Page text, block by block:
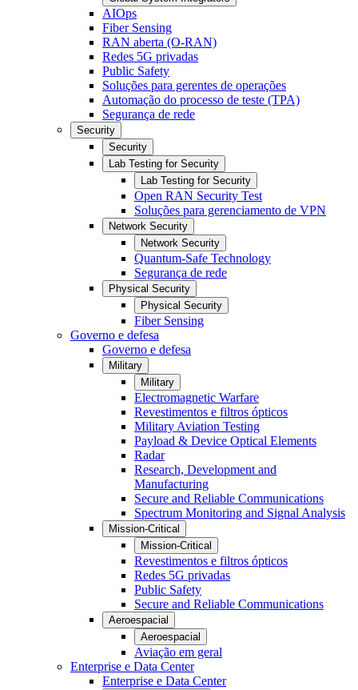
AIOps
Fiber Sensing
RAN aberta (O-RAN)
Redes 5G privadas
Public Safety
Soluções para gerentes de operações
Automação do processo de teste (TPA)
Segurança de rede
Security
Security
Lab Testing for Security
Lab Testing for Security
Open RAN Security Test
Soluções para gerenciamento de VPN
Network Security
Network Security
Quantum-Safe Technology
Segurança de rede
Physical Security
Physical Security
Fiber Sensing
Governo e defesa
Governo e defesa
Military
Military
Electromagnetic Warfare
Revestimentos e filtros ópticos
Military Aviation Testing
Payload & Device Optical Elements
Radar
Research, Development and
Manufacturing
Secure and Reliable Communications
Spectrum Monitoring and Signal Analysis
Mission-Critical
Mission-Critical
Revestimentos e filtros ópticos
Redes 5G privadas
Public Safety
Secure and Reliable Communications
Aeroespacial
Aeroespacial
Aviação em geral
Enterprise e Data Center
Enterprise e Data Center